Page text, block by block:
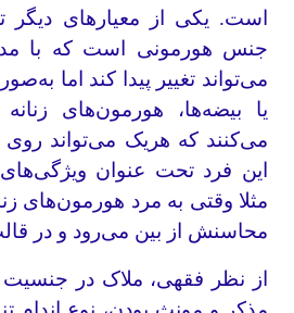
است. یکی از معیارهای دیگر
جنس هورمونی است که با
می‌تواند تغییر پیدا کند اما
یا بیضه‌ها، هورمون‌های
می‌کنند که هریک می‌تواند
این فرد تحت عنوان
مثلا وقتی به مرد هورمون‌های
محاسنش از بین می‌رود و در
از نظر فقهی، ملاک در جنسیت